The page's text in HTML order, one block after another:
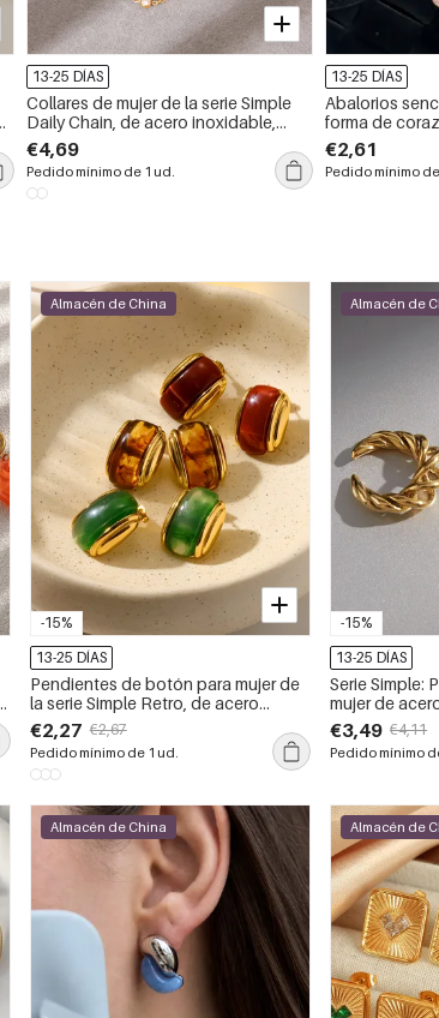
13-25 DÍAS
Collares de mujer de la serie Simple
Daily Chain, de acero inoxidable,
resistentes al agua, color dorado y
con circonitas.
€4,69
Pedido mínimo de 1 ud.
13-25 DÍAS
Abalorios
forma de
Daily, de
€2,61
Pedido mínimo
-15%
Almacén de China
13-25 DÍAS
Pendientes de botón para mujer de
la serie Simple Retro, de acero
inoxidable, resistentes al agua y
color dorado.
€2,27 €2,67
Pedido mínimo de 1 ud.
-15%
Almacén de
13-25 DÍAS
Serie Simple:
mujer de
diseño
€3,49 €4,11
Pedido mínimo
Almacén de China Almacén de